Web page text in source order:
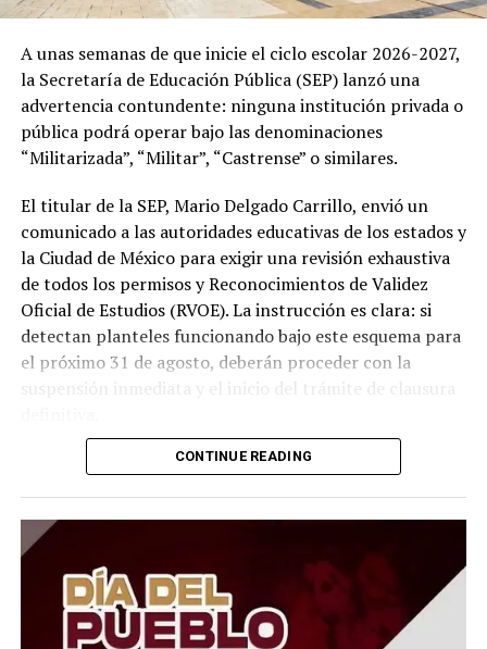
A unas semanas de que inicie el ciclo escolar 2026-2027,
la Secretaría de Educación Pública (SEP) lanzó una
advertencia contundente: ninguna institución privada o
pública podrá operar bajo las denominaciones
“Militarizada”, “Militar”, “Castrense” o similares.
El titular de la SEP, Mario Delgado Carrillo, envió un
comunicado a las autoridades educativas de los estados y
la Ciudad de México para exigir una revisión exhaustiva
de todos los permisos y Reconocimientos de Validez
Oficial de Estudios (RVOE). La instrucción es clara: si
detectan planteles funcionando bajo este esquema para
el próximo 31 de agosto, deberán proceder con la
suspensión inmediata y el inicio del trámite de clausura
Para proteger a la comunidad estudiantil de los
ordenaron la entrega inmediata de toda la
documentación escolar (como certificados e historiales)
para que puedan incorporarse a otra escuela sin perder
el año. Además, las instituciones obligadas a cerrar
tendrán que reembolsar al 100% los pagos de
reinscripciones, útiles, uniformes y demás conceptos no
CONTINUE READING